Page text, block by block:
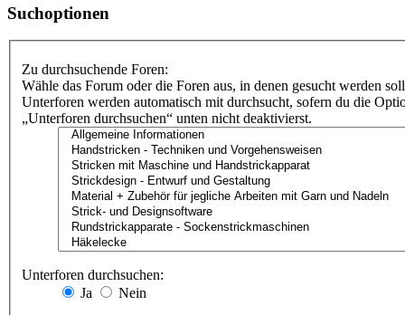
Suchoptionen
Zu durchsuchende Foren:
Wähle das Forum oder die Foren aus, in denen gesucht werden
Unterforen werden automatisch mit durchsucht, sofern du die
„Unterforen durchsuchen“ unten nicht deaktivierst.
Unterforen durchsuchen:
Ja
Nein